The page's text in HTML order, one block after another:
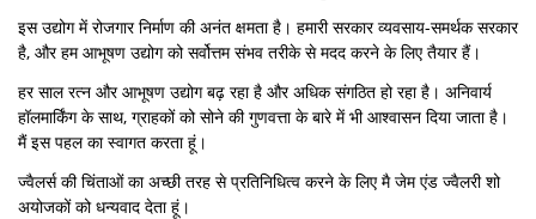
इस उद्योग में रोजगार निर्माण की अनंत क्षमता है। हमारी सरकार व्यवसाय-समर्थक सरकार
है, और हम आभूषण उद्योग को सर्वोत्तम संभव तरीके से मदद करने के लिए तैयार हैं।
हर साल रत्न और आभूषण उद्योग बढ़ रहा है और अधिक संगठित हो रहा है। अनिवार्य
हॉलमार्किंग के साथ, ग्राहकों को सोने की गुणवत्ता के बारे में भी आश्वासन दिया जाता है।
मैं इस पहल का स्वागत करता हूं।
ज्वैलर्स की चिंताओं का अच्छी तरह से प्रतिनिधित्व करने के लिए मै जेम एंड ज्वैलरी शो
अयोजकों को धन्यवाद देता हूं।